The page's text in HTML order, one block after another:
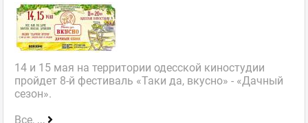
14 и 15 мая на территории одесской киностудии
пройдет 8-й фестиваль «Таки да, вкусно» - «Дачный
сезон».
Все, ...